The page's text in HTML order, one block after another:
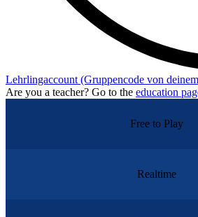
Lehrlingaccount (Gruppencode von
Are you a teacher? Go to the education
Free to Play
Realtime